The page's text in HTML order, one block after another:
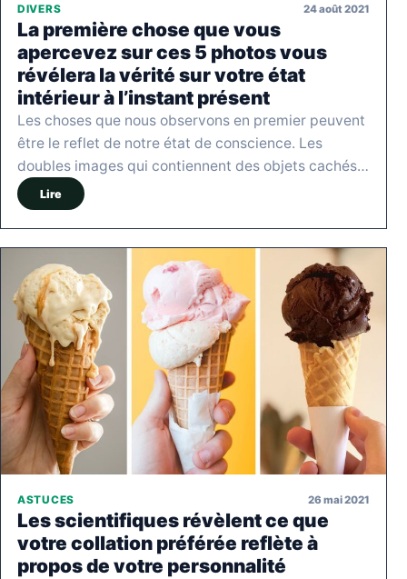
DIVERS 24 août 2021
La première chose que vous
apercevez sur ces 5 photos vous
révélera la vérité sur votre état
intérieur à l’instant présent
Les choses que nous observons en premier peuvent
être le reflet de notre état de conscience. Les
doubles images qui contiennent des objets cachés…
Lire
ASTUCES 26 mai 2021
Les scientifiques révèlent ce que
votre collation préférée reflète à
propos de votre personnalité